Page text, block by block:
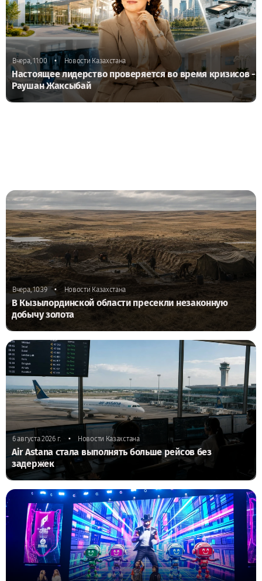
Вчера, 11:00 • Новости Казахстана
Настоящее лидерство проверяется во время кризисов -
Раушан Жаксыбай
Вчера, 10:39 • Новости Казахстана
В Кызылординской области пресекли незаконную
добычу золота
6 августа 2026 г. • Новости Казахстана
Air Astana стала выполнять больше рейсов без
задержек